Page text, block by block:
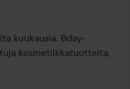
kuukausia. Bday-
kosmetiikkatuotteita,